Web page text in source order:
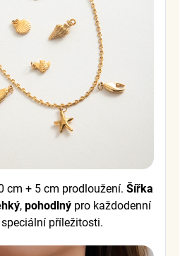
cm + 5 cm prodloužení. Šířka
, pohodlnýpro každodenní
příležitosti.